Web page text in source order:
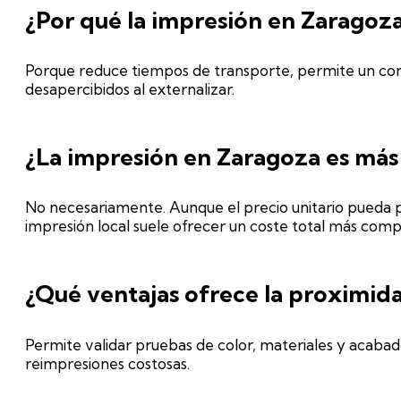
¿Por qué la impresión en
Porque reduce tiempos de transporte, permite un
desapercibidos al externalizar.
¿La impresión en Zaragoza es
No necesariamente. Aunque el precio unitario
impresión local suele ofrecer un coste total más
¿Qué ventajas ofrece la
Permite validar pruebas de color, materiales y
reimpresiones costosas.